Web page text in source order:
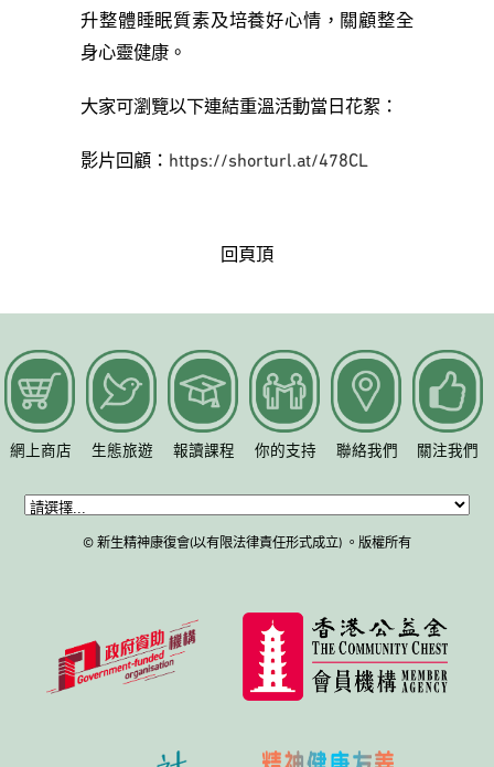
升整體睡眠質素及培養好心情，關顧整全
身心靈健康。
大家可瀏覽以下連結重溫活動當日花絮：
影片回顧： https://shorturl.at/478CL
回頁頂
網上商店 生態旅遊 報讀課程 你的支持 聯絡我們 關注我們
© 新生精神康復會(以有限法律責任形式成立) 。版權所有